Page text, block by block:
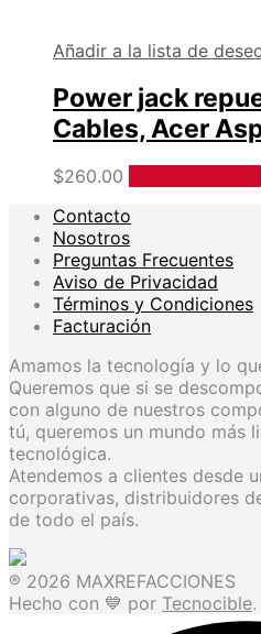
Añadir a la lista de
Power jack
Cables, Acer
$260.00
Contacto
Nosotros
Preguntas Frecuentes
Aviso de Privacidad
Términos y Condiciones
Facturación
Amamos la tecnología y lo
Queremos que si se
con alguno de nuestros
tú, queremos un mundo más
tecnológica.
Atendemos a clientes desde
corporativas, distribuidores
de todo el país.
® 2026 MAXREFACCIONES
Hecho con 💙 por Tecnocible.